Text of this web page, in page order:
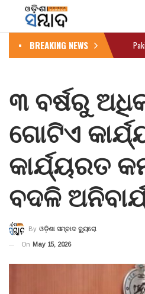
BREAKING NEWS
୩ ବର୍ଷରୁ
ଗୋଟିଏ
କାର୍ଯ୍ୟରତ
ବଦଳି
By ଓଡ଼ିଶା ସମ୍ବାଦ ବ୍ୟୁରୋ
On May 15, 2026